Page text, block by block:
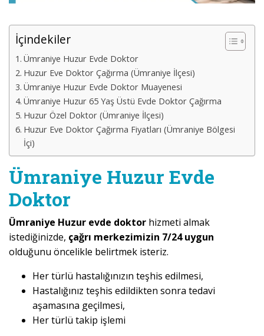
İçindekiler
Ümraniye Huzur Evde Doktor
Huzur Eve Doktor Çağırma (Ümraniye İlçesi)
Ümraniye Huzur Evde Doktor Muayenesi
Ümraniye Huzur 65 Yaş Üstü Evde Doktor Çağırma
Huzur Özel Doktor (Ümraniye İlçesi)
Huzur Eve Doktor Çağırma Fiyatları (Ümraniye Bölgesi
İçi)
Ümraniye Huzur Evde
Doktor
Ümraniye Huzur evde doktor hizmeti almak
istediğinizde, çağrı merkezimizin 7/24 uygun
olduğunu öncelikle belirtmek isteriz.
Her türlü hastalığınızın teşhis edilmesi,
Hastalığınız teşhis edildikten sonra tedavi
aşamasına geçilmesi,
Her türlü takip işlemi